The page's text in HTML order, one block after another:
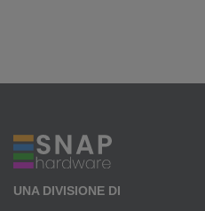
UNA DIVISIONE DI